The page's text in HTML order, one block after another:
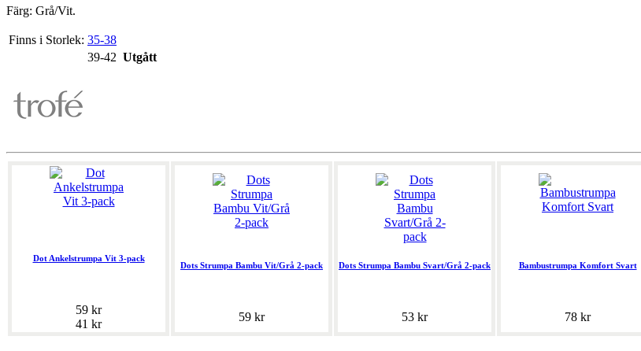
Färg: Grå/Vit.
Finns i Storlek: 35-38
39-42 Utgått
Dot Ankelstrumpa Vit 3-pack
59 kr
41 kr
Dots Strumpa Bambu Vit/Grå 2-pack
59 kr
Dots Strumpa Bambu Svart/Grå 2-pack
53 kr
Bambustrumpa Komfort Svart
78 kr